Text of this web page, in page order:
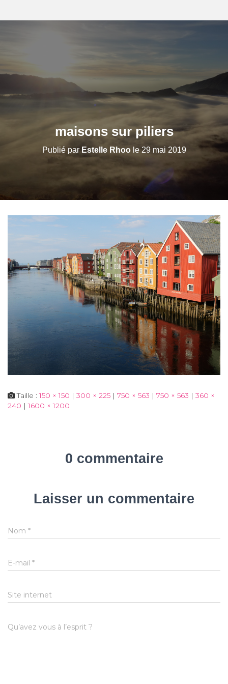
maisons sur piliers
Publié parEstelle Rhoole29 mai 2019
Taille :150 × 150 | 300 × 225 | 750 × 563 | 750 × 563 | 360 ×
240 | 1600 × 1200
0 commentaire
Laisser un commentaire
Nom *
E-mail *
Site internet
Qu’avez vous à l’esprit ?